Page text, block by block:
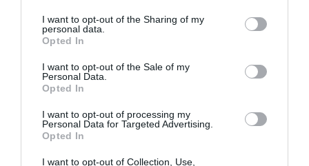
not limited to your visit or usage behaviour. You may click to
grant or deny consent to Google and its third-party tags to
use your data for below specified purposes in below Google
consent section.
I want to opt-out of the Sharing of my
personal data.
Opted In
I want to opt-out of the Sale of my
Personal Data.
Opted In
I want to opt-out of processing my
Personal Data for Targeted Advertising.
Opted In
I want to opt-out of Collection, Use,